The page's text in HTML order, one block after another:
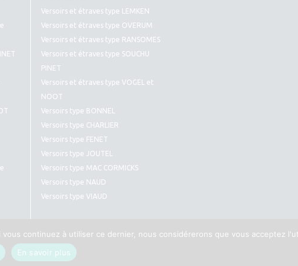
Versoirs et étraves type LEMKEN
Versoirs et étraves type OVERUM
Versoirs et étraves type RANSOMES
Versoirs et étraves type SOUCHU
PINET
Versoirs et étraves type VOGEL et
NOOT
Versoirs type BONNEL
Versoirs type CHARLIER
Versoirs type FENET
Versoirs type JOUTEL
Versoirs type MAC CORMICKS
Versoirs type NAUD
Versoirs type VIAUD
continuez à utiliser ce dernier, nous considérerons que vous acceptez
En savoir plus